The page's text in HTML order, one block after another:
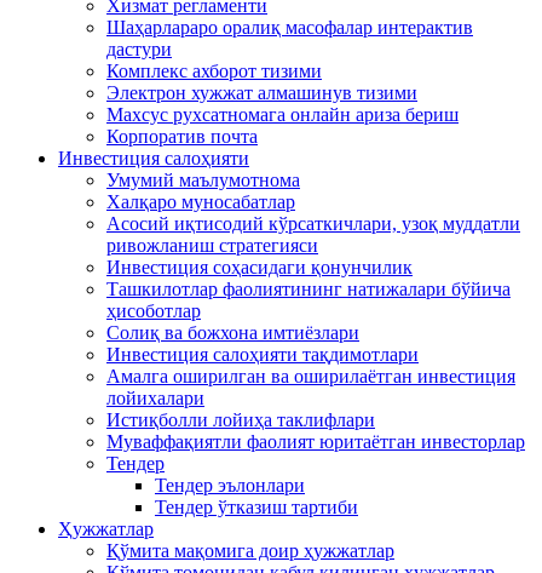
Хизмат регламенти
Шаҳарлараро оралиқ масофалар интерактив
дастури
Комплекс ахборот тизими
Электрон хужжат алмашинув тизими
Махсус рухсатномага онлайн ариза бериш
Корпоратив почта
Инвестиция салоҳияти
Умумий маълумотнома
Xалқаро муносабатлар
Асосий иқтисодий кўрсаткичлари, узоқ муддатли
ривожланиш стратегияси
Инвестиция соҳасидаги қонунчилик
Ташкилотлар фаолиятининг натижалари бўйича
ҳисоботлар
Солиқ ва божхона имтиёзлари
Инвестиция салоҳияти тақдимотлари
Амалга оширилган ва оширилаётган инвестиция
лойихалари
Истиқболли лойиҳа таклифлари
Муваффақиятли фаолият юритаётган инвесторлар
Тендер
Тендер эълонлари
Тендер ўтказиш тартиби
Ҳужжатлар
Қўмита мақомига доир ҳужжатлар